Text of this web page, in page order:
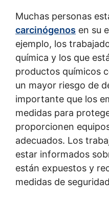
Muchas personas
carcinógenos en su
ejemplo, los
química y los que
productos químicos
un mayor riesgo de
importante que los
medidas para
proporcionen
adecuados. Los
estar informados
están expuestos y
medidas de